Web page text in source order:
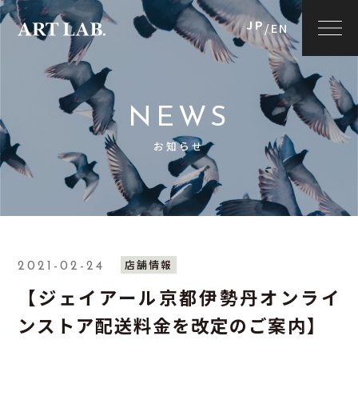
JP/EN
NEWS
お知らせ
2021-02-24 店舗情報
【ジェイアール京都伊勢丹オンライ
ンストア配送料金を改定のご案内】